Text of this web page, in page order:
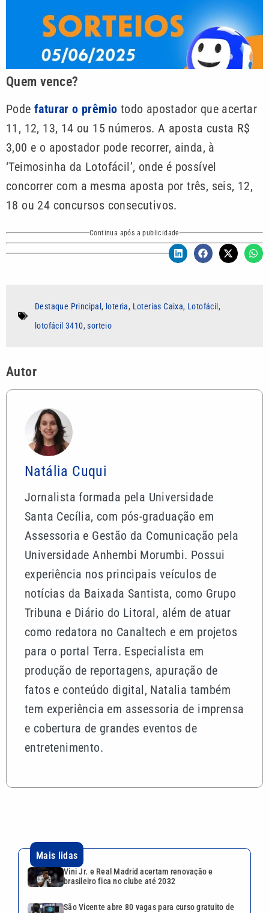
Quem vence?
Pode faturar o prêmio todo apostador que acertar
11, 12, 13, 14 ou 15 números. A aposta custa R$
3,00 e o apostador pode recorrer, ainda, à
‘Teimosinha da Lotofácil’, onde é possível
concorrer com a mesma aposta por três, seis, 12,
18 ou 24 concursos consecutivos.
Continua após a publicidade
Destaque Principal , loteria, Loterias Caixa, Lotofácil ,
lotofácil 3410,sorteio
Autor
Natália Cuqui
Jornalista formada pela Universidade
Santa Cecília, com pós-graduação em
Assessoria e Gestão da Comunicação pela
Universidade Anhembi Morumbi. Possui
experiência nos principais veículos de
notícias da Baixada Santista, como Grupo
Tribuna e Diário do Litoral, além de atuar
como redatora no Canaltech e em projetos
para o portal Terra. Especialista em
produção de reportagens, apuração de
fatos e conteúdo digital, Natalia também
tem experiência em assessoria de imprensa
e cobertura de grandes eventos de
entretenimento.
Mais lidas
Vini Jr. e Real Madrid acertam renovação e
brasileiro fica no clube até 2032
São Vicente abre 80 vagas para curso gratuito de